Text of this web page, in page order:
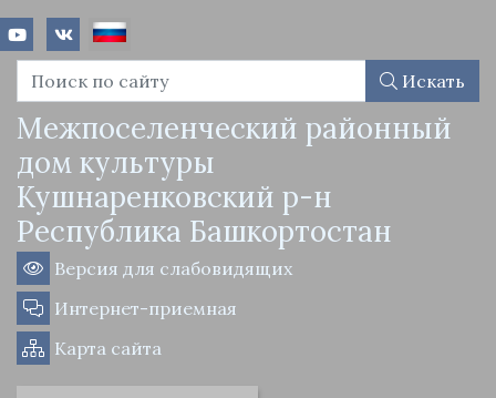
Искать
Межпоселенческий районный
дом культуры
Кушнаренковский р-н
Республика Башкортостан
Версия для слабовидящих
Интернет-приемная
Карта сайта